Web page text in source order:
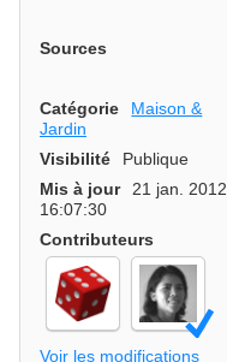
Sources
Catégorie
Maison &
Jardin
Visibilité Publique
Mis à jour
21 jan. 2012
16:07:30
Contributeurs
Voir les modifications